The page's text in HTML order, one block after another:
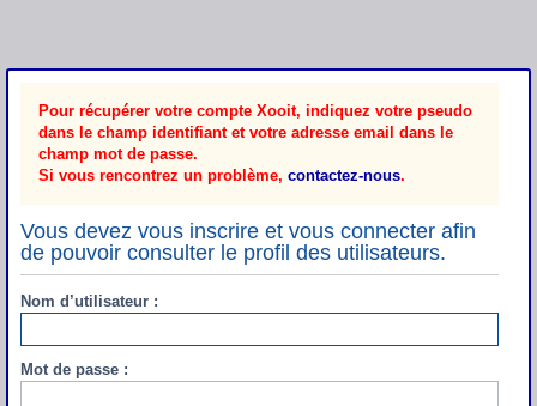
Pour récupérer votre compte Xooit, indiquez votre pseudo
dans le champ identifiant et votre adresse email dans le
champ mot de passe.
Si vous rencontrez un problème, contactez-nous.
Vous devez vous inscrire et vous connecter afin
de pouvoir consulter le profil des utilisateurs.
Nom d’utilisateur :
Mot de passe :